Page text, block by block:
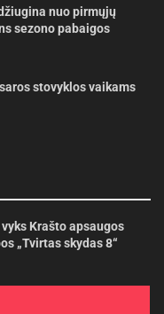
nuo pirmųjų
sezono pabaigos
stovyklos vaikams
Krašto apsaugos
„Tvirtas skydas 8“